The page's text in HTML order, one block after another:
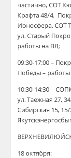
частично, СОТ
Крафта 48/4,
Ионосфера, СОТ
ул. Старый
работы на ВЛ;
09:30-17:00 –
Победы –
10:30-14:30 –
ул. Таежная 27,
Сибирская 15,
18 октября: